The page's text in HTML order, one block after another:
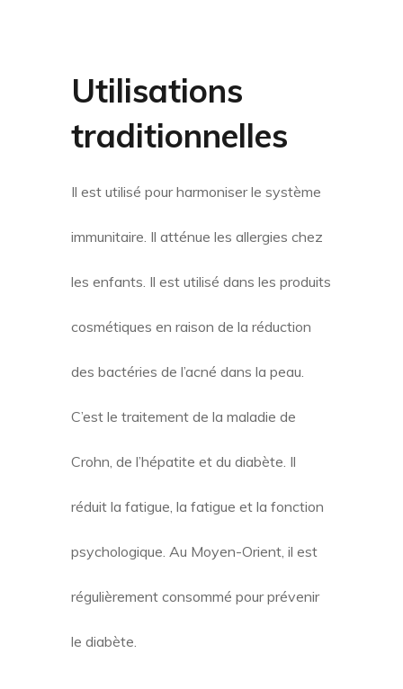
Utilisations
traditionnelles
Il est utilisé pour harmoniser le système
immunitaire. Il atténue les allergies chez
les enfants. Il est utilisé dans les produits
cosmétiques en raison de la réduction
des bactéries de l’acné dans la peau.
C’est le traitement de la maladie de
Crohn, de l’hépatite et du diabète. Il
réduit la fatigue, la fatigue et la fonction
psychologique. Au Moyen-Orient, il est
régulièrement consommé pour prévenir
le diabète.